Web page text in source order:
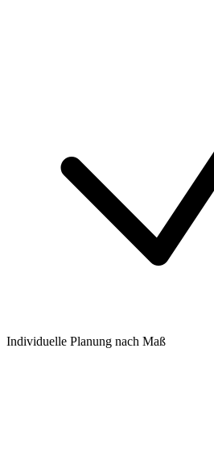
Individuelle Planung nach Maß